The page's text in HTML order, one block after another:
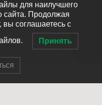
для наилучшего
сайта. Продолжая
вы соглашаетесь с
Принять